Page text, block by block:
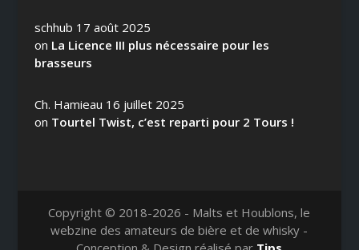
schhub 17 août 2025
on La Licence III plus nécessaire pour les
brasseurs
Ch. Hamieau 16 juillet 2025
on Tourtel Twist, c’est reparti pour 2 Tours !
Copyright © 2018-2026 - Malts et Houblons, le
webzine des amateurs de bière et de whisky -